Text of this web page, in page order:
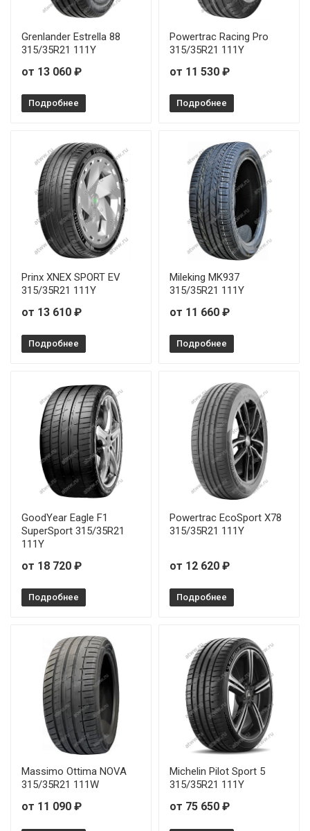
Sonix XSPORT S8 215/35R19 85Y
Sonix XSPORT S8 215/45R17 91W
Sonix XSPORT S8 225/35R20 93Y
Sonix XSPORT S8 225/50R17 98W
Sonix XSPORT S8 225/55R18 102W
Sonix XSPORT S8 225/55R19 103W
Sonix XSPORT S8 235/35R20 92Y
Sonix XSPORT S8 235/45R17 97W
Sonix XSPORT S8 235/55R18 104W
Sonix XSPORT S8 245/35R20 95Y
Sonix XSPORT S8 245/40R19 98W
Sonix XSPORT S8 245/45R17 99W
Sonix XSPORT S8 245/50R18 104W
Sonix XSPORT S8 255/40R18 99W
Sonix XSPORT S8 265/45R20 108W
Grenlander Estrella 88
315/35R21 111Y
от 13 060 ₽
Подробнее
Powertrac Racing Pro
315/35R21 111Y
от 11 530 ₽
Подробнее
Prinx XNEX SPORT EV
315/35R21 111Y
от 13 610 ₽
Подробнее
Mileking MK937
315/35R21 111Y
от 11 660 ₽
Подробнее
GoodYear Eagle F1
SuperSport 315/35R21
111Y
от 18 720 ₽
Подробнее
Powertrac EcoSport X78
315/35R21 111Y
от 12 620 ₽
Подробнее
Massimo Ottima NOVA
315/35R21 111W
от 11 090 ₽
Michelin Pilot Sport 5
315/35R21 111Y
от 75 650 ₽